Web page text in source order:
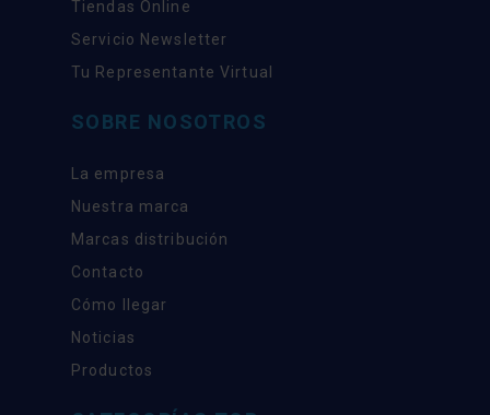
Tiendas Online
Servicio Newsletter
Tu Representante Virtual
SOBRE NOSOTROS
La empresa
Nuestra marca
Marcas distribución
Contacto
Cómo llegar
Noticias
Productos